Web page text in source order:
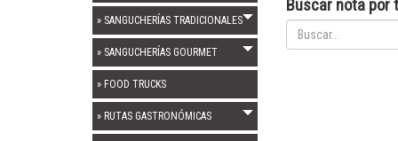
» SANGUCHERÍAS TRADICIONALES
» SANGUCHERÍAS GOURMET
» FOOD TRUCKS
» RUTAS GASTRONÓMICAS
Buscar nota por